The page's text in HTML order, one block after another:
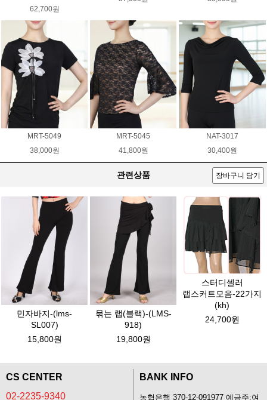
62,700원
MRT-5049
38,000원
MRT-5045
41,800원
NAT-3017
30,400원
관련상품 장바구니 담기
민자바지-(lms-
SL007)
15,800원
묶는 랩(블랙)-(LMS-
918)
19,800원
스터디셀러
랩스커트모음-22가지
(kh)
24,700원
CS CENTER
02-2235-9340
BANK INFO
농협은행 370-12-091977 예금주:여